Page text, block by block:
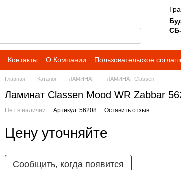
Контакты О Компании Пользовательское
Главная Каталог ЛАМИНАТ ЛАМИНАТ Classen
Ламинат Classen Mood WR Zabbar
Нет в наличии Артикул: 56208 Оставить отзыв
Цену уточняйте
Сообщить, когда появится